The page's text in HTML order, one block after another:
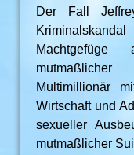
Der Fall
Multimillionär
Wirtschaft und
sexueller
mutmaßlicher